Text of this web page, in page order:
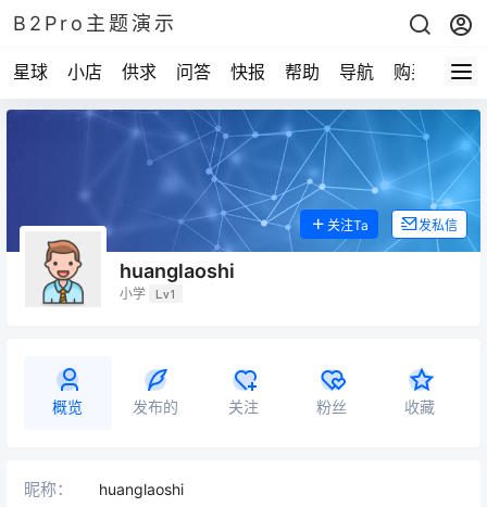
B2Pro主题演示
星球 小店 供求 问答 快报 帮助 导航 购买
huanglaoshi
小学 Lv1
关注Ta 发私信
概览 发布的 关注 粉丝 收藏
昵称： huanglaoshi